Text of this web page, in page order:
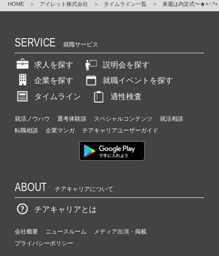
HOME ＞ アイレット株式会社 ＞ タイムライン一覧 ＞ 来週は内定式〜★+･:*+.
SERVICE 就職サービス
求人を探す
説明会を探す
企業を探す
就職イベントを探す
タイムライン
適性検査
就活ノウハウ 選考体験談 スペシャルコンテンツ
就活相談
転職相談
企業マンガ チアキャリアユーザーガイド
ABOUT チアキャリアについて
チアキャリアとは
会社概要 ニュースルーム
メディア出演・掲載
プライバシーポリシー